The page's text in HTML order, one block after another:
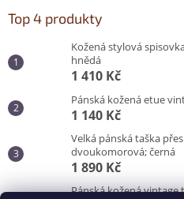
Top 4 produkty
Kožená stylová
hnědá
1 410 Kč
Pánská kožená etue
1 140 Kč
Velká pánská taška
dvoukomorová; černá
1 890 Kč
Pánská kožená vintage